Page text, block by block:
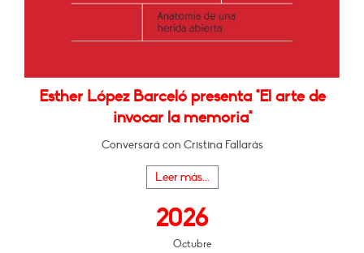
Esther López Barceló presenta "El arte de
invocar la memoria"
Conversará con Cristina Fallarás
Leer más...
2026
Octubre